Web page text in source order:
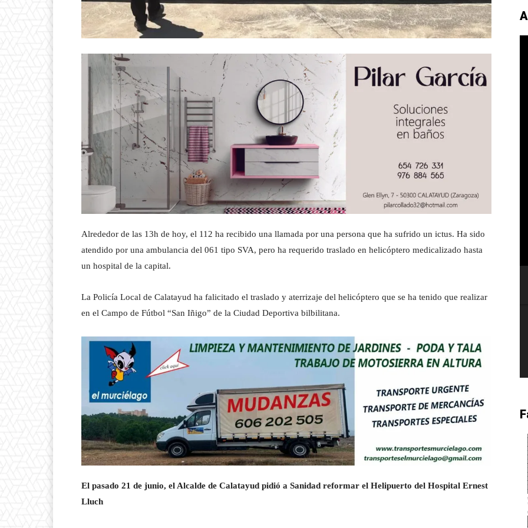
Alrededor de las 13h de hoy, el 112 ha recibido una llamada por una persona que ha sufrido un ictus. Ha sido
atendido por una ambulancia del 061 tipo SVA, pero ha requerido traslado en helicóptero medicalizado hasta
un hospital de la capital.
La Policía Local de Calatayud ha falicitado el traslado y aterrizaje del helicóptero que se ha tenido que realizar
en el Campo de Fútbol “San Iñigo” de la Ciudad Deportiva bilbilitana.
El pasado 21 de junio, el Alcalde de Calatayud pidió a Sanidad reformar el Helipuerto del Hospital Ernest
Lluch